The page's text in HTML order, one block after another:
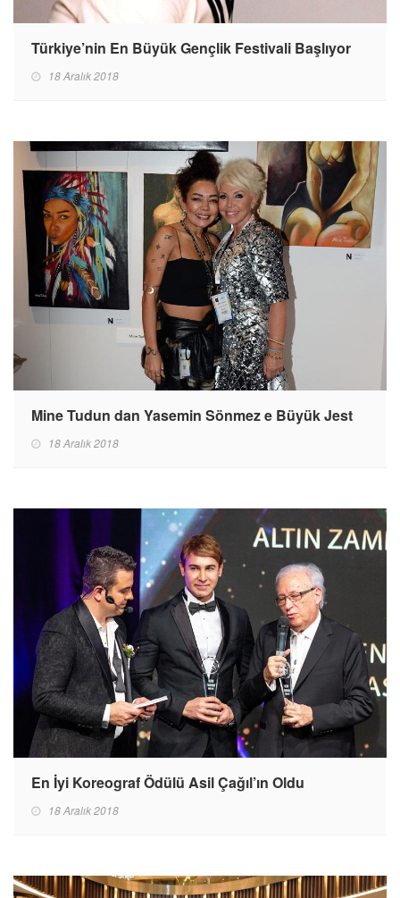
Türkiye’nin En Büyük Gençlik Festivali Başlıyor
18 Aralık 2018
Mine Tudun dan Yasemin Sönmez e Büyük Jest
18 Aralık 2018
En İyi Koreograf Ödülü Asil Çağıl’ın Oldu
18 Aralık 2018